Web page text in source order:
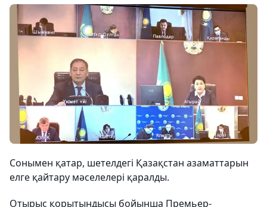
Сонымен қатар, шетелдегі Қазақстан азаматтарын
елге қайтару мәселелері қаралды.
Отырыс қорытындысы бойынша Премьер-